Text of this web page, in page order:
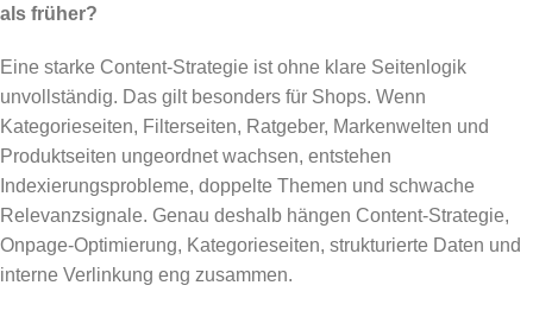
als früher?
Eine starke Content-Strategie ist ohne klare Seitenlogik
unvollständig. Das gilt besonders für Shops. Wenn
Kategorieseiten, Filterseiten, Ratgeber, Markenwelten und
Produktseiten ungeordnet wachsen, entstehen
Indexierungsprobleme, doppelte Themen und schwache
Relevanzsignale. Genau deshalb hängen Content-Strategie,
Onpage-Optimierung, Kategorieseiten, strukturierte Daten und
interne Verlinkung eng zusammen.